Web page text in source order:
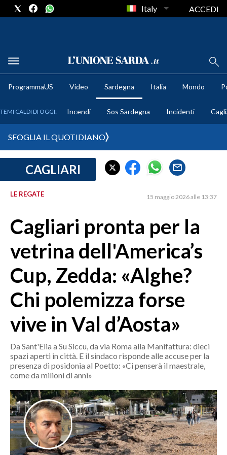
METEO
CRONACA SARDEGNA
MEDIO CAMPIDANO
ORISTANO E PROVINCIA
GALLURA
NUORO E PROVINCIA
OGLIASTRA
AGENDA
CRONACA
ITALIA
MONDO
POLITICA
ECONOMIA
SERVIZI ALLE IMPRESE
Italy ACCEDI
ProgrammaUS Video Sardegna Italia Mondo
TEMI CALDI DI OGGI: Incendi Sos Sardegna Incidenti
SFOGLIA IL QUOTIDIANO
CAGLIARI
LE REGATE 15 maggio 2026 alle 13:37
Cagliari pronta per la
vetrina dell'America’s
Cup, Zedda: «Alghe?
Chi polemizza forse
vive in Val d’Aosta»
Da Sant'Elia a Su Siccu, da via Roma alla Manifattura: dieci
spazi aperti in città. E il sindaco risponde alle accuse per la
presenza di posidonia al Poetto: «Ci penserà il maestrale,
come da milioni di anni»